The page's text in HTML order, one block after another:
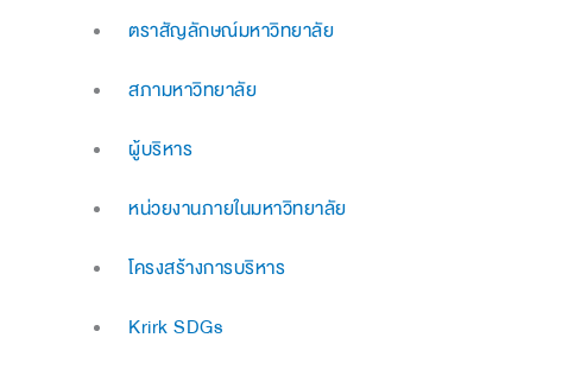
ตราสัญลักษณ์มหาวิทยาลัย
สภามหาวิทยาลัย
ผู้บริหาร
หน่วยงานภายในมหาวิทยาลัย
โครงสร้างการบริหาร
Krirk SDGs